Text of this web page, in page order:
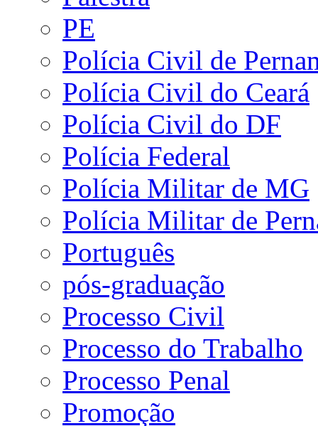
PE
Polícia Civil de
Polícia Civil do Ceará
Polícia Civil do DF
Polícia Federal
Polícia Militar de MG
Polícia Militar de
Português
pós-graduação
Processo Civil
Processo do Trabalho
Processo Penal
Promoção